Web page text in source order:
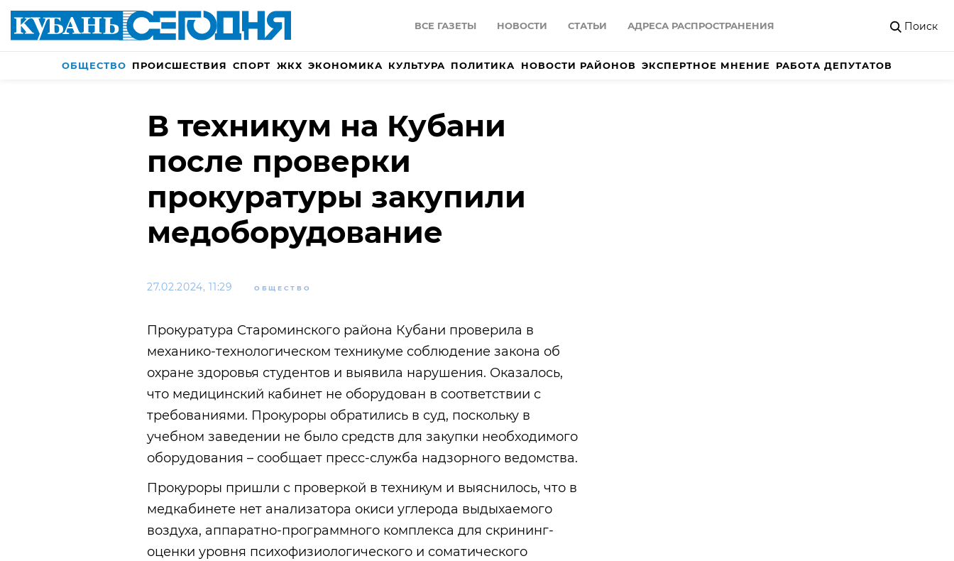
ВСЕ ГАЗЕТЫ НОВОСТИ СТАТЬИ АДРЕСА РАСПРОСТРАНЕНИЯ Поиск
ОБЩЕСТВО ПРОИСШЕСТВИЯ СПОРТ ЖКХ ЭКОНОМИКА КУЛЬТУРА ПОЛИТИКА НОВОСТИ РАЙОНОВ ЭКСПЕРТНОЕ МНЕНИЕ РАБОТА ДЕПУТАТОВ
В техникум на Кубани
после проверки
прокуратуры закупили
медоборудование
27.02.2024, 11:29 ОБЩЕСТВО
Прокуратура Староминского района Кубани проверила в
механико-технологическом техникуме соблюдение закона об
охране здоровья студентов и выявила нарушения. Оказалось,
что медицинский кабинет не оборудован в соответствии с
требованиями. Прокуроры обратились в суд, поскольку в
учебном заведении не было средств для закупки необходимого
оборудования – сообщает пресс-служба надзорного ведомства.
Прокуроры пришли с проверкой в техникум и выяснилось, что в
медкабинете нет анализатора окиси углерода выдыхаемого
воздуха, аппаратно-программного комплекса для скрининг-
оценки уровня психофизиологического и соматического